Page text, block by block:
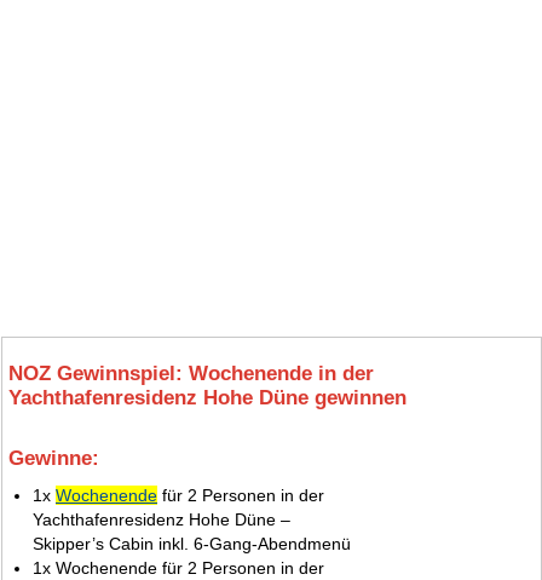
NOZ Gewinnspiel: Wochenende in der
Yachthafenresidenz Hohe Düne gewinnen
Gewinne:
1x Wochenende für 2 Personen in der
Yachthafenresidenz Hohe Düne –
Skipper’s Cabin inkl. 6‑Gang‑Abendmenü
1x Wochenende für 2 Personen in der